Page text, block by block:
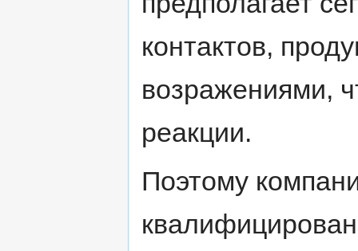
контактов,
возражениями,
реакции.
Поэтому